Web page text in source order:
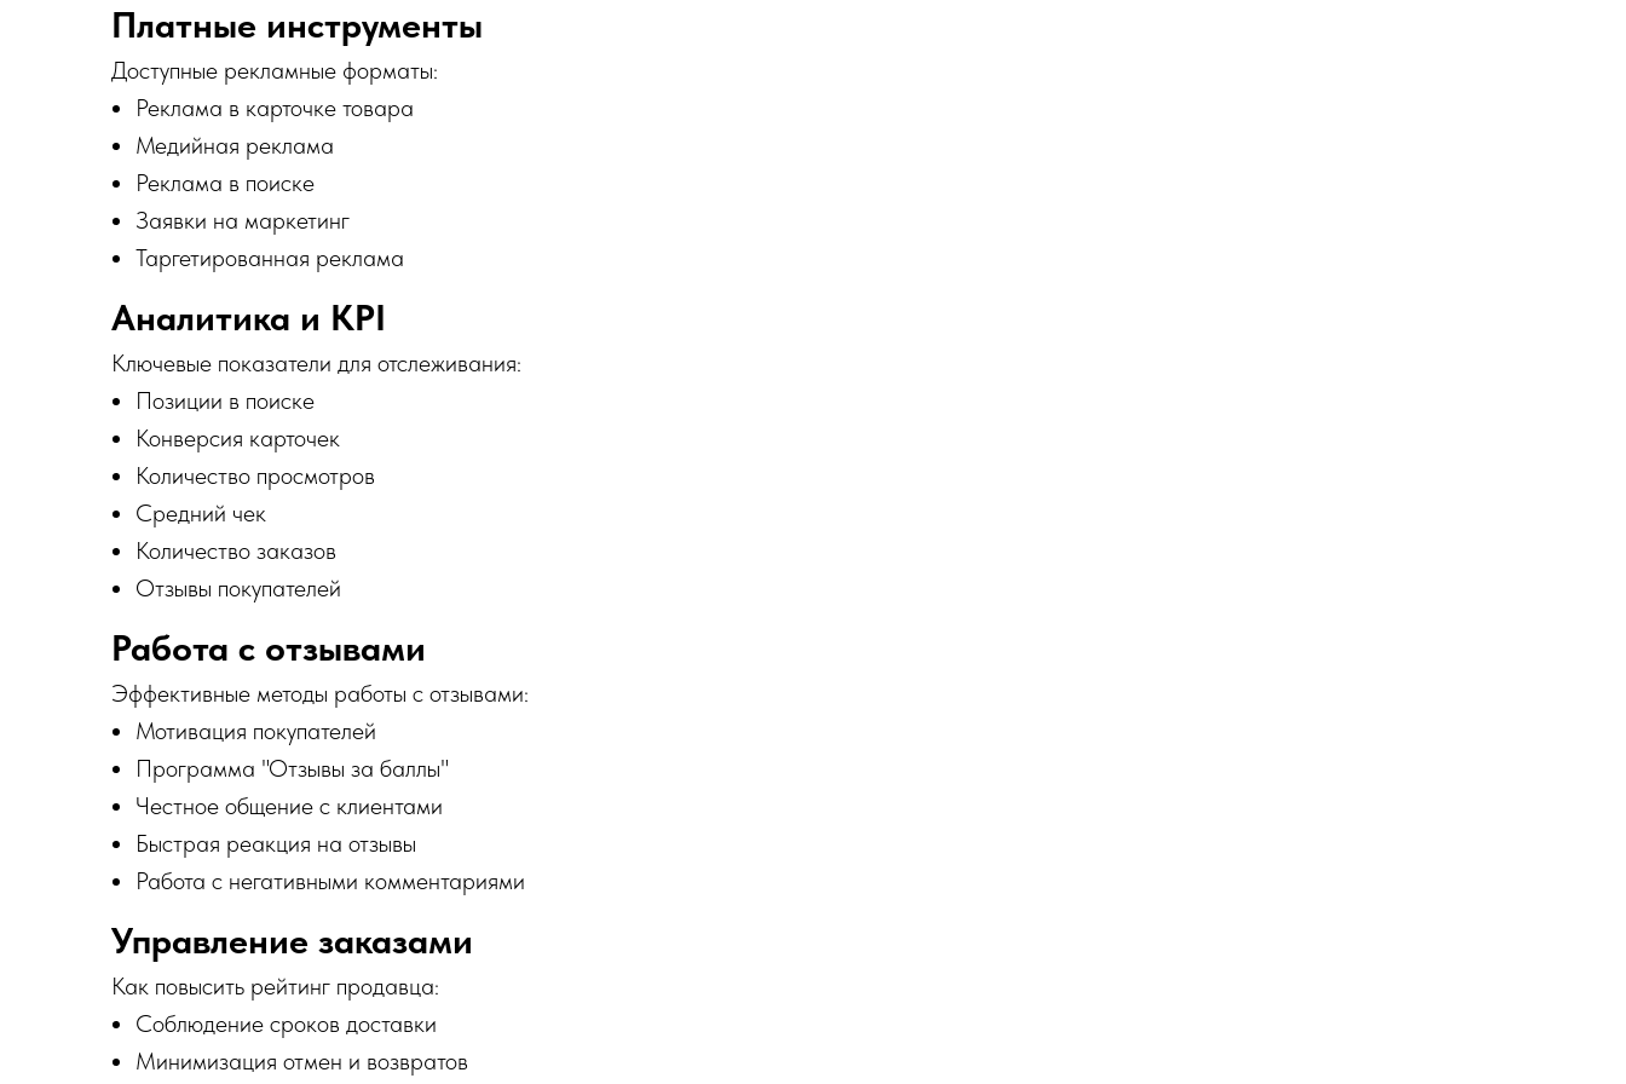
Платные инструменты
Доступные рекламные форматы:
Реклама в карточке товара
Медийная реклама
Реклама в поиске
Заявки на маркетинг
Таргетированная реклама
Аналитика и KPI
Ключевые показатели для отслеживания:
Позиции в поиске
Конверсия карточек
Количество просмотров
Средний чек
Количество заказов
Отзывы покупателей
Работа с отзывами
Эффективные методы работы с отзывами:
Мотивация покупателей
Программа "Отзывы за баллы"
Честное общение с клиентами
Быстрая реакция на отзывы
Работа с негативными комментариями
Управление заказами
Как повысить рейтинг продавца:
Соблюдение сроков доставки
Минимизация отмен и возвратов